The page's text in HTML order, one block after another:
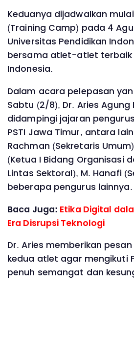
Keduanya dijadwalkan
(Training Camp) pada 4
Universitas Pendidikan
bersama atlet-atlet terbaik
Indonesia.
Dalam acara pelepasan
Sabtu (2/8), Dr. Aries
didampingi jajaran
PSTI Jawa Timur, antara
Rachman (Sekretaris
(Ketua I Bidang Organisasi
Lintas Sektoral), M. Hanafi
beberapa pengurus lainnya.
Baca Juga: Etika Digital
Era Disrupsi Teknologi
Dr. Aries memberikan
kedua atlet agar mengikuti
penuh semangat dan